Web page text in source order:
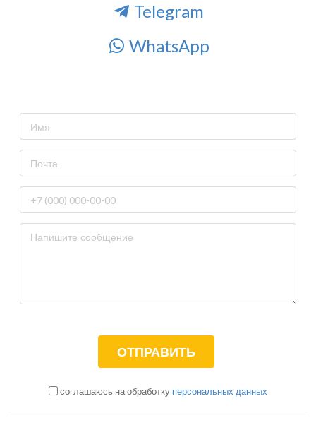
Telegram
WhatsApp
соглашаюсь на обработку персональных данных